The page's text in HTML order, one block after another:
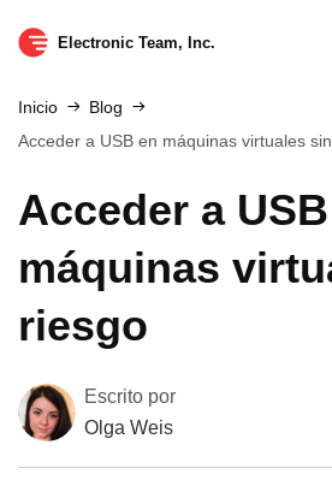
Electronic Team, Inc.
Inicio
Blog
Acceder a USB en máquinas virtuales
Acceder a
máquinas
riesgo
Escrito por
Olga Weis